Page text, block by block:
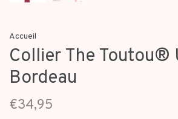
Accueil
Collier The Toutou®
Bordeau
€34,95